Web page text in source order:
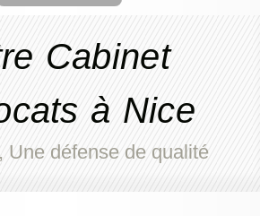
Cabinet
à Nice
Une défense de qualité